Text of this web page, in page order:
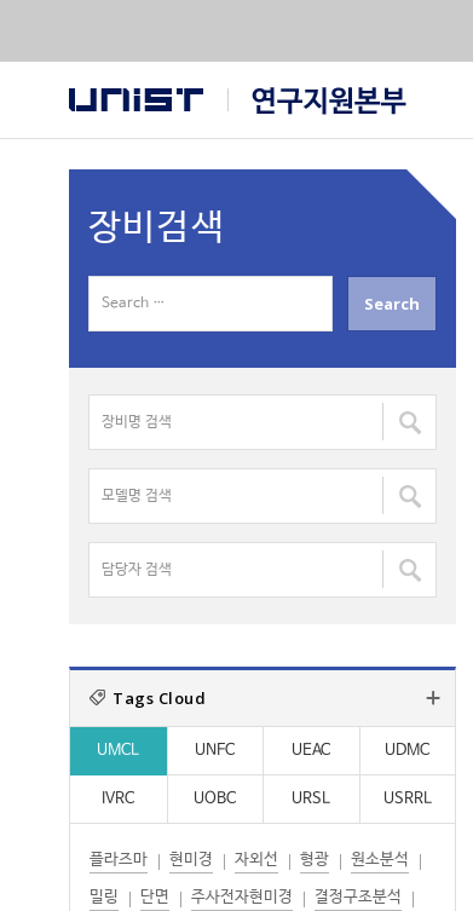
장비검색
f
장
명
검
색
모
명
검
색
담
색
:
Tags Cloud
UMCL UNFC UEAC UDMC
IVRC UOBC URSL USRRL
플라즈마 현미경 자외선 형광 원소분석
밀링 단면 주사전자현미경 결정구조분석